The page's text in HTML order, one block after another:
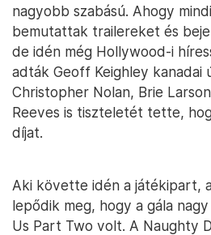
nagyobb szabású. Ahogy
bemutattak trailereket és
de idén még Hollywood-i
adták Geoff Keighley kanadai
Christopher Nolan, Brie
Reeves is tiszteletét tette,
díjat.
Aki követte idén a játékipart,
lepődik meg, hogy a gála
Us Part Two volt. A Naughty